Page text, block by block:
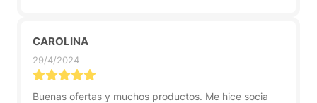
CAROLINA
29/4/2024
Buenas ofertas y muchos productos. Me hice socia